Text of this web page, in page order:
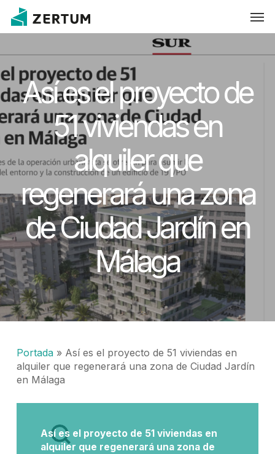
Skip
main
Así es el proyecto de
51 viviendas en
alquiler que
regenerará una zona
de Ciudad Jardín en
Málaga
Portada» Así es el proyecto de 51 viviendas en
alquiler que regenerará una zona de Ciudad Jardín
en Málaga
Así es el proyecto de 51 viviendas en
alquiler que regenerará una zona de